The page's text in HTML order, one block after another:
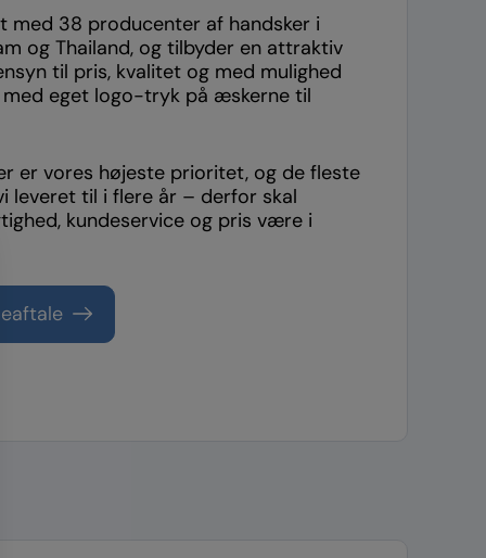
med 38 producenter af handsker i
og Thailand, og tilbyder en attraktiv
til pris, kvalitet og med mulighed
eget logo-tryk på æskerne til
er vores højeste prioritet, og de fleste
leveret til i flere år – derfor skal
kundeservice og pris være i